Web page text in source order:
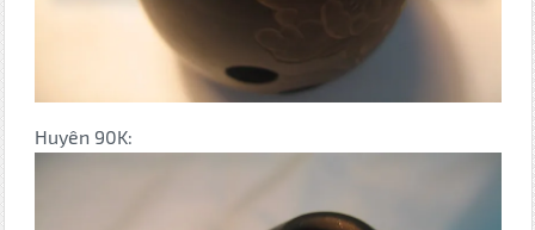
Huyên 90K: